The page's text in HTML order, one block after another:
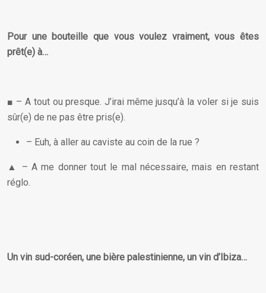
Pour une bouteille que vous voulez vraiment, vous êtes
prêt(e) à…
■ – A tout ou presque. J’irai même jusqu’à la voler si je suis
sûr(e) de ne pas être pris(e).
– Euh, à aller au caviste au coin de la rue ?
▲ – A me donner tout le mal nécessaire, mais en restant
réglo.
Un vin sud-coréen, une bière palestinienne, un vin d’Ibiza…